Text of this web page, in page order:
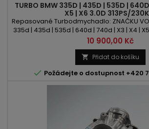
TURBO BMW 335D | 435D | 535D |
X5 | X6 3.0D 313PS/
Repasované Turbodmychadlo: ZNAČKU
335d | 435d | 535d | 640d | 740d | X3 | X4 | X5
N57D30 OBSAH: 2993ccm 3.0d VÝKON:
VÝROBY: 2011 -POZOR:
Cena
10 900,00 Kč
 Přidat do košíku
 Požádejte o dostupnost +420